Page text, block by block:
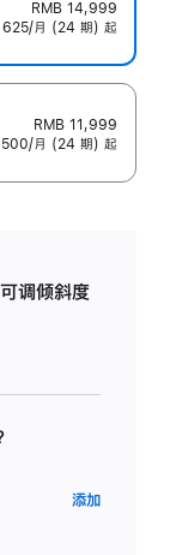
RMB 14,999
625/月 (24 期) 起
RMB 11,999
500/月 (24 期) 起
调倾斜度
添加